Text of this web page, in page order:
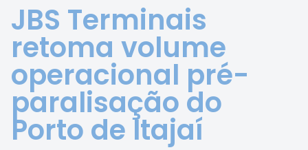
JBS Terminais
retoma volume
operacional pré-
paralisação do
Porto de Itajaí